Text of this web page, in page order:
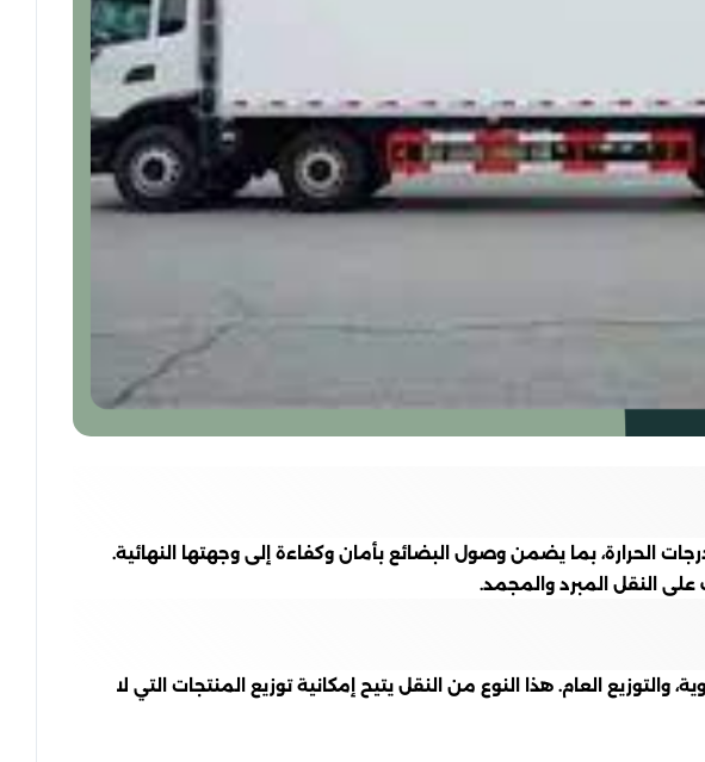
الحرارة، بما يضمن وصول البضائع بأمان وكفاءة إلى وجهتها النهائية.
النقل المبرد والمجمد.
العام. هذا النوع من النقل يتيح إمكانية توزيع المنتجات التي لا